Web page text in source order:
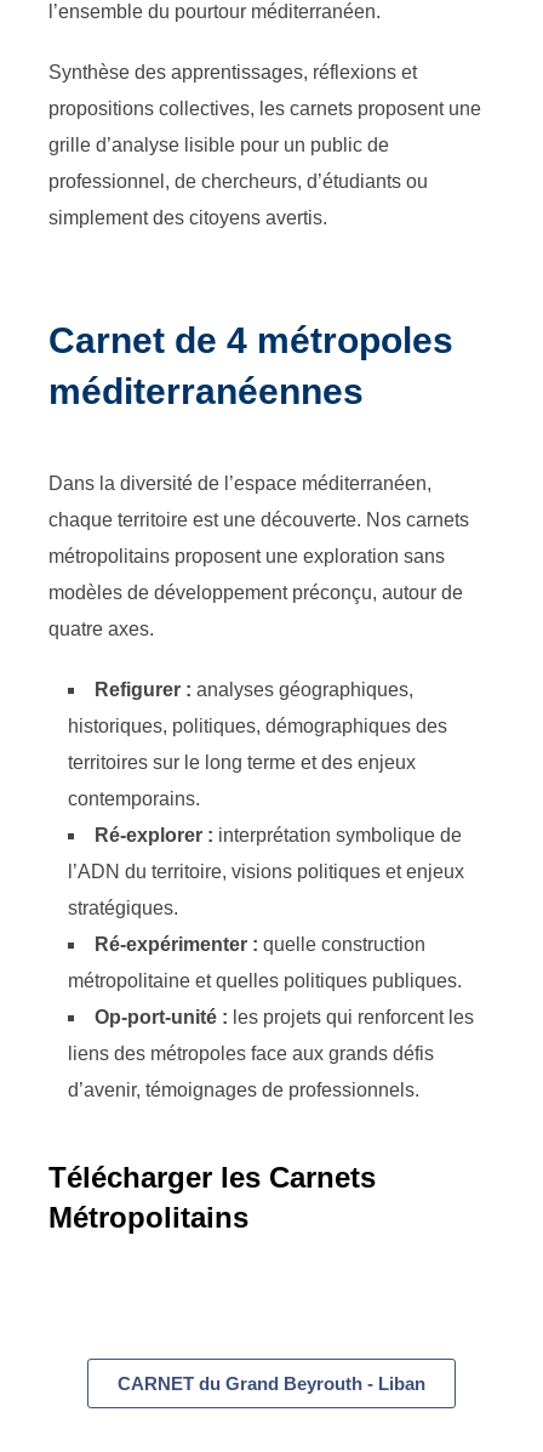
l’ensemble du pourtour méditerranéen.
Synthèse des apprentissages, réflexions et
propositions collectives, les carnets proposent une
grille d’analyse lisible pour un public de
professionnel, de chercheurs, d’étudiants ou
simplement des citoyens avertis.
Carnet de 4 métropoles
méditerranéennes
Dans la diversité de l’espace méditerranéen,
chaque territoire est une découverte. Nos carnets
métropolitains proposent une exploration sans
modèles de développement préconçu, autour de
quatre axes.
Refigurer : analyses géographiques,
historiques, politiques, démographiques des
territoires sur le long terme et des enjeux
contemporains.
Ré-explorer : interprétation symbolique de
l’ADN du territoire, visions politiques et enjeux
stratégiques.
Ré-expérimenter : quelle construction
métropolitaine et quelles politiques publiques.
Op-port-unité : les projets qui renforcent les
liens des métropoles face aux grands défis
d’avenir, témoignages de professionnels.
Télécharger les Carnets
Métropolitains
CARNET du Grand Beyrouth - Liban